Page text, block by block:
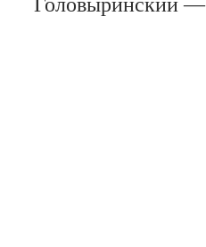
Головыринский